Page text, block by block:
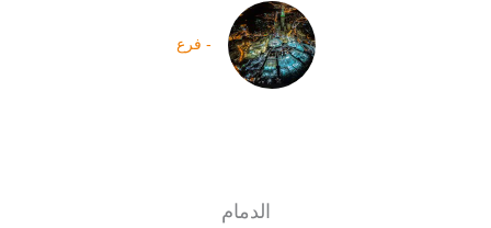
- فرع
الدمام